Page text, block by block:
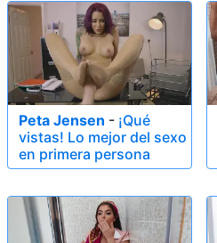
Peta Jensen - ¡Qué
vistas! Lo mejor del sexo
en primera persona